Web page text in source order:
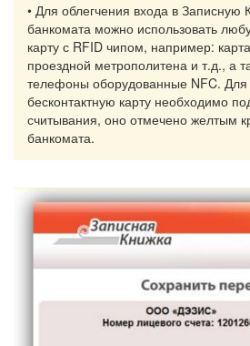
• Для облегчения входа в Записную
банкомата можно использовать
карту с RFID чипом, например: карта
проездной метрополитена и т.д., а
телефоны оборудованные NFC. Для
бесконтактную карту необходимо
считывания, оно отмечено желтым
банкомата.